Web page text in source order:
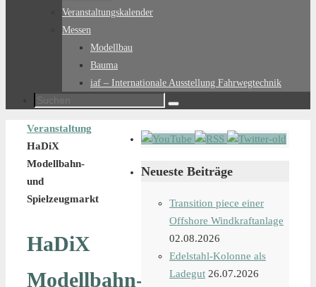
Veranstaltungskalender
Messen
Modellbau
Bauma
iaf – Internationale Ausstellung Fahrwegtechnik
Suchen
Suchen
Start
Veranstaltung
HaDiX
Modellbahn-
und
Spielzeugmarkt
HaDiX
Modellbahn-
Neueste Beiträge
Transition piece einer
Offshore Windkraftanlage
02.08.2026
Edelstahl-Kolonne als
Ladegut 26.07.2026